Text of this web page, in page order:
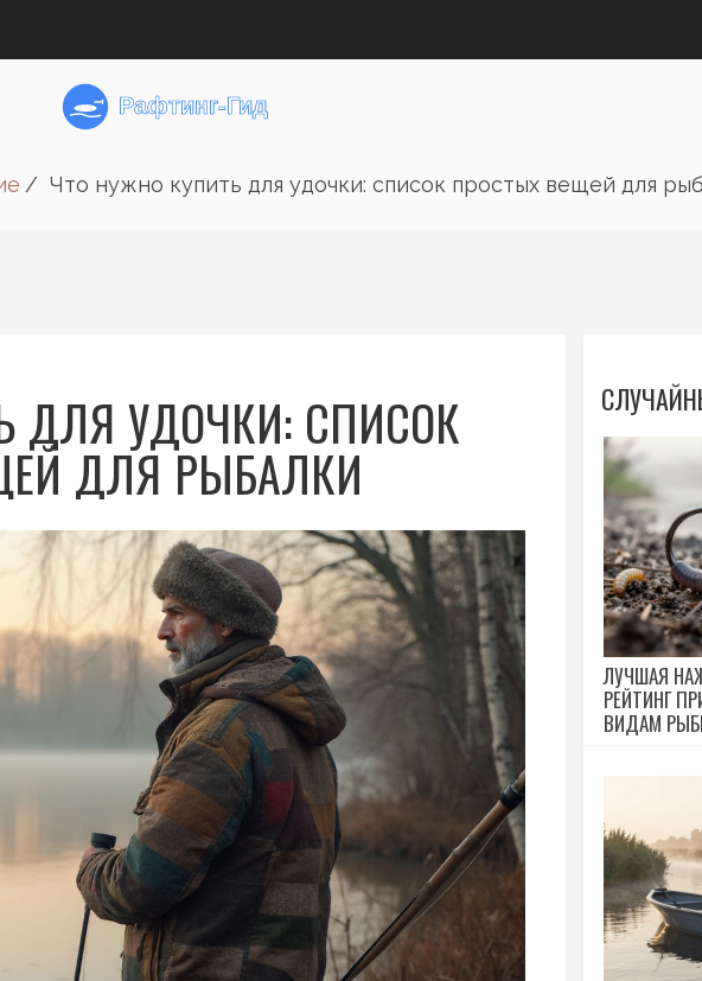
Что нужно купить для удочки: список простых вещей для
ДЛЯ УДОЧКИ: СПИСОК
ДЛЯ РЫБАЛКИ
ЛУЧШАЯ
РЕЙТИНГ
ВИДАМ